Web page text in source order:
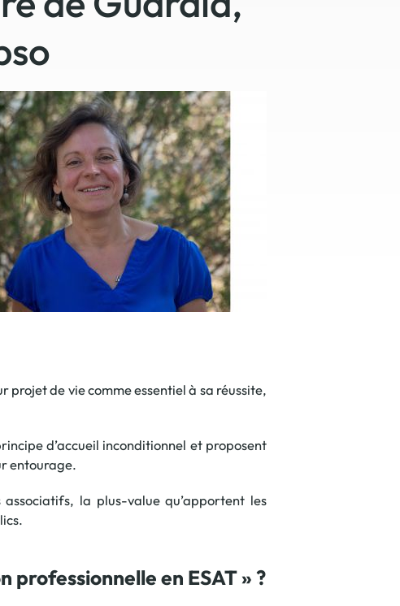
en matière d'achats inclusifs
main
personnalisés
votre croissance »
dédiées au développement commercial
vos services de networking
de nouvelles activités
de vie comme essentiel à sa réussite,
d’accueil inconditionnel et proposent
entourage.
la plus-value qu’apportent les
professionnelle en ESAT » ?